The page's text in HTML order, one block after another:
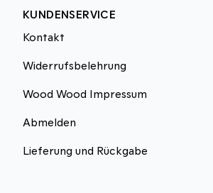
KUNDENSERVICE
Kontakt
Widerrufsbelehrung
Wood Wood Impressum
Abmelden
Lieferung und Rückgabe